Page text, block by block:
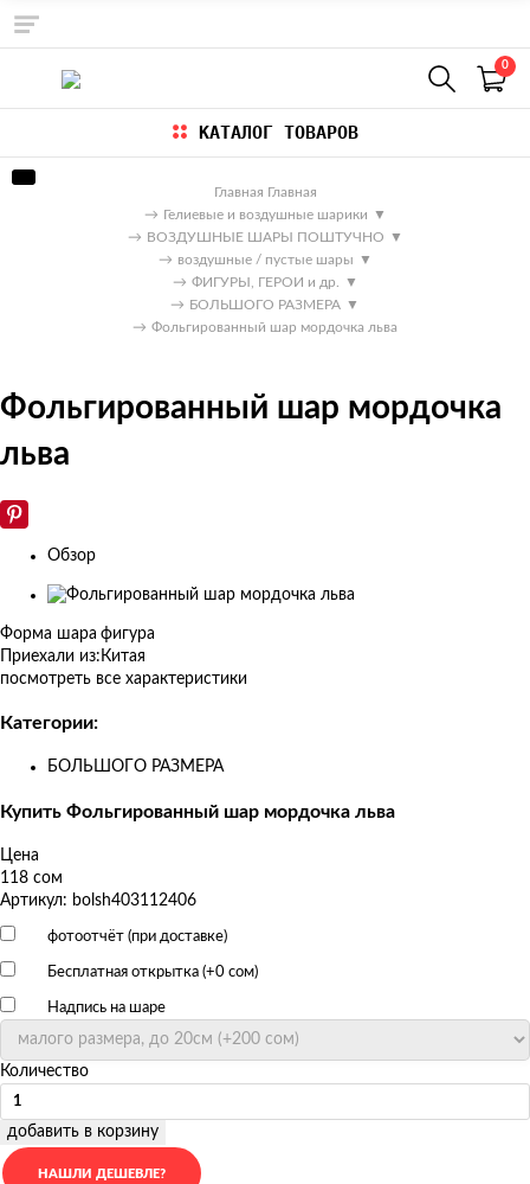
0
КАТАЛОГ ТОВАРОВ
Главная Главная
→ Гелиевые и воздушные шарики ▼
→ ВОЗДУШНЫЕ ШАРЫ ПОШТУЧНО ▼
→ воздушные / пустые шары ▼
→ ФИГУРЫ, ГЕРОИ и др.
▼
→ БОЛЬШОГО РАЗМЕРА ▼
→ Фольгированный шар мордочка льва
Фольгированный шар мордочка
льва
Обзор
Изображения
товаров
Форма шара фигура
Приехали из: Китая
посмотреть все характеристики
Категории:
БОЛЬШОГО РАЗМЕРА
Купить Фольгированный шар мордочка льва
Цена
118 сом
Артикул: bolsh403112406
фотоотчёт (при доставке)
Бесплатная открытка (+0 сом)
Надпись на шаре
Количество
добавить в корзину